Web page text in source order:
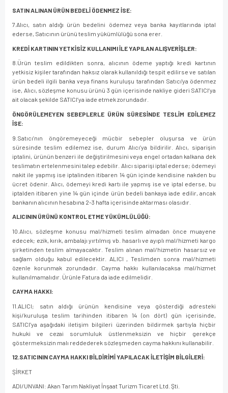
SATIN ALINAN ÜRÜN BEDELİ ÖDENMEZ İSE:
7.Alıcı, satın aldığı ürün bedelini ödemez veya banka kayıtlarında iptal
ederse, Satıcının ürünü teslim yükümlülüğü sona erer.
KREDİ KARTININ YETKİSİZ KULLANIMI İLE YAPILAN ALIŞVERİŞLER:
8.Ürün teslim edildikten sonra, alıcının ödeme yaptığı kredi kartının
yetkisiz kişiler tarafından haksız olarak kullanıldığı tespit edilirse ve satılan
ürün bedeli ilgili banka veya finans kuruluşu tarafından Satıcı'ya ödenmez
ise, Alıcı, sözleşme konusu ürünü 3 gün içerisinde nakliye gideri SATICI’ya
ait olacak şekilde SATICI’ya iade etmek zorundadır.
ÖNGÖRÜLEMEYEN SEBEPLERLE ÜRÜN SÜRESİNDE TESLİM EDİLEMEZ
İSE:
9.Satıcı’nın öngöremeyeceği mücbir sebepler oluşursa ve ürün
süresinde teslim edilemez ise, durum Alıcı’ya bildirilir. Alıcı, siparişin
iptalini, ürünün benzeri ile değiştirilmesini veya engel ortadan kalkana dek
teslimatın ertelenmesini talep edebilir. Alıcı siparişi iptal ederse; ödemeyi
nakit ile yapmış ise iptalinden itibaren 14 gün içinde kendisine nakden bu
ücret ödenir. Alıcı, ödemeyi kredi kartı ile yapmış ise ve iptal ederse, bu
iptalden itibaren yine 14 gün içinde ürün bedeli bankaya iade edilir, ancak
bankanın alıcının hesabına 2-3 hafta içerisinde aktarması olasıdır.
ALICININ ÜRÜNÜ KONTROL ETME YÜKÜMLÜLÜĞÜ:
10.Alıcı, sözleşme konusu mal/hizmeti teslim almadan önce muayene
edecek; ezik, kırık, ambalajı yırtılmış vb. hasarlı ve ayıplı mal/hizmeti kargo
şirketinden teslim almayacaktır. Teslim alınan mal/hizmetin hasarsız ve
sağlam olduğu kabul edilecektir. ALICI , Teslimden sonra mal/hizmeti
özenle korunmak zorundadır. Cayma hakkı kullanılacaksa mal/hizmet
kullanılmamalıdır. Ürünle Fatura da iade edilmelidir.
CAYMA HAKKI:
11.ALICI; satın aldığı ürünün kendisine veya gösterdiği adresteki
kişi/kuruluşa teslim tarihinden itibaren 14 (on dört) gün içerisinde,
SATICI’ya aşağıdaki iletişim bilgileri üzerinden bildirmek şartıyla hiçbir
hukuki ve cezai sorumluluk üstlenmeksizin ve hiçbir gerekçe
göstermeksizin malı reddederek sözleşmeden cayma hakkını kullanabilir.
12.SATICININ CAYMA HAKKI BİLDİRİMİ YAPILACAK İLETİŞİM BİLGİLERİ:
ŞİRKET
ADI/UNVANI: Akan Tarım Nakliyat İnşaat Turizm Ticaret Ltd. Şti.